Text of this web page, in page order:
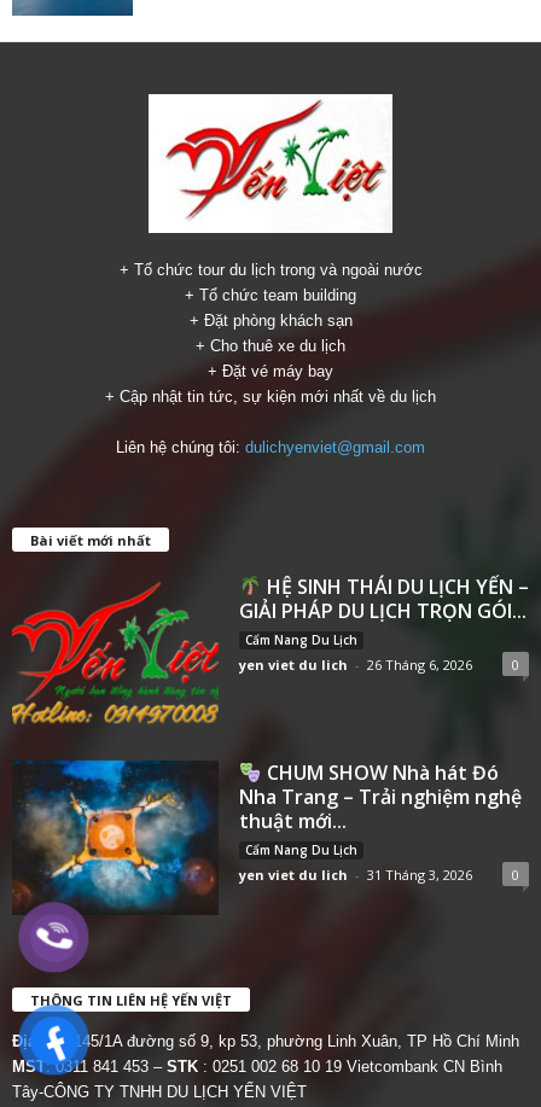
+ Tổ chức tour du lịch trong và ngoài nước
+ Tổ chức team building
+ Đặt phòng khách sạn
+ Cho thuê xe du lịch
+ Đặt vé máy bay
+ Cập nhật tin tức, sự kiện mới nhất về du lịch
Liên hệ chúng tôi: dulichyenviet@gmail.com
Bài viết mới nhất
HỆ SINH THÁI DU LỊCH YẾN –
GIẢI PHÁP DU LỊCH TRỌN GÓI...
Cẩm Nang Du Lịch
yen viet du lich - 26 Tháng 6, 2026 0
CHUM SHOW Nhà hát Đó
Nha Trang – Trải nghiệm nghệ
thuật mới...
Cẩm Nang Du Lịch
yen viet du lich - 31 Tháng 3, 2026 0
THÔNG TIN LIÊN HỆ YẾN VIỆT
Địa chỉ:
145/1A đường số 9, kp 53, phường Linh Xuân, TP Hồ Chí Minh
MST: 0311 841 453 – STK : 0251 002 68 10 19 Vietcombank CN Bình
Tây-CÔNG TY TNHH DU LỊCH YẾN VIỆT